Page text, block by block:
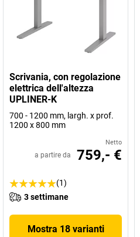
Scrivania, con regolazione
elettrica dell'altezza
UPLINER-K
700 - 1200 mm, largh. x prof.
1200 x 800 mm
Netto
a partire da 759,- €
(1)
3 settimane
Mostra 18 varianti